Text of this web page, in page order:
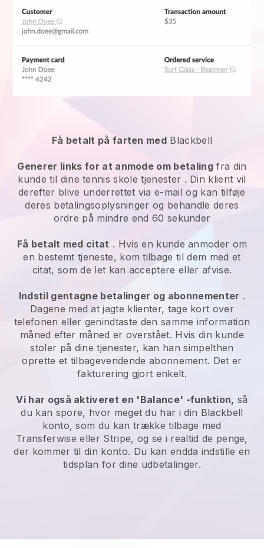
Få betalt på farten med Blackbell
Generer links for at anmode om betalingfra din
kunde til dinetennis skole tjenester . Din klient vil
derefter blive underrettet via e-mail og kan tilføje
deres betalingsoplysninger og behandle deres
ordre på mindre end 60 sekunder
Få betalt med citat . Hvis en kunde anmoder om
en bestemt tjeneste, kom tilbage til dem med et
citat, som de let kan acceptere eller afvise.
Indstil gentagne betalinger og abonnementer .
Dagene med at jagte klienter, tage kort over
telefonen eller genindtaste den samme information
måned efter måned er overstået. Hvis din kunde
stoler på dine tjenester, kan han simpelthen
oprette et tilbagevendende abonnement. Det er
fakturering gjort enkelt.
Vi har også aktiveret en 'Balance' -funktion, så
du kan spore, hvor meget du har i din Blackbell
konto, som du kan trække tilbage med
Transferwise eller Stripe, og se i realtid de penge,
der kommer til din konto. Du kan endda indstille en
tidsplan for dine udbetalinger.